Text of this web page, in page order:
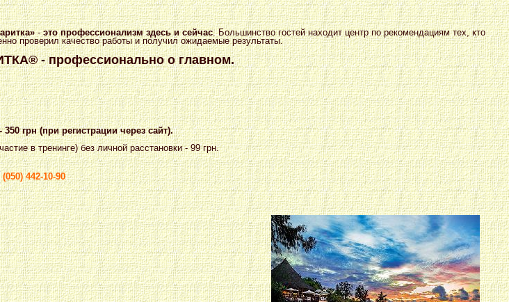
-это профессионализм здесь и сейчас. Большинство гостей находит центр по рекомендациям тех, кто
проверил качество работы и получил ожидаемые результаты.
- профессионально о главном.
грн (при регистрации через сайт).
в тренинге) без личной расстановки - 99 грн.
(050) 442-10-90